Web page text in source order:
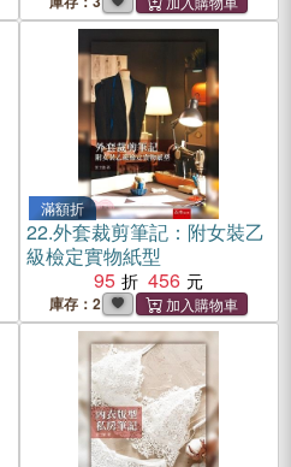
臭毒！
滿額折
22.外套裁剪筆記：附女裝乙
級檢定實物紙型
95
456
庫存：2